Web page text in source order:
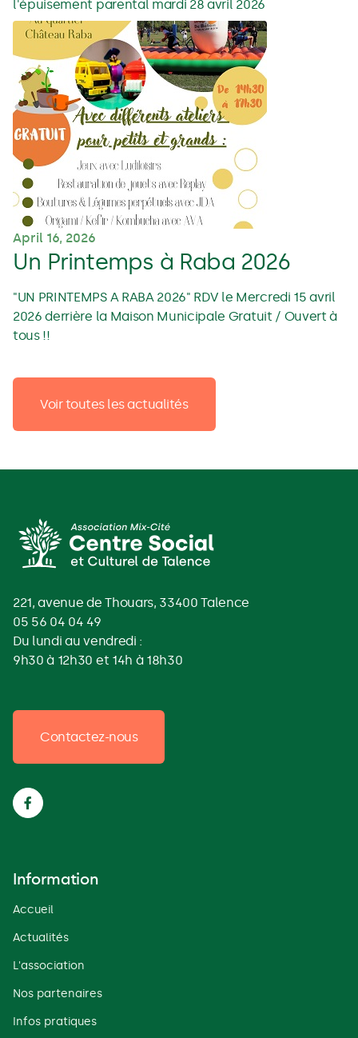
l'épuisement parental mardi 28 avril 2026
April 16, 2026
Un Printemps à Raba 2026
"UN PRINTEMPS A RABA 2026" RDV le Mercredi 15 avril
2026 derrière la Maison Municipale Gratuit / Ouvert à
tous !!
Voir toutes les actualités
221, avenue de Thouars, 33400 Talence
05 56 04 04 49
Du lundi au vendredi :
9h30 à 12h30 et 14h à 18h30
Contactez-nous

Information
Accueil
Actualités
L'association
Nos partenaires
Infos pratiques